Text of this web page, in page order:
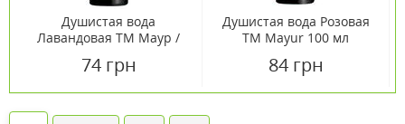
Душистая вода
Лавандовая ТМ Маур /
74 грн
Душистая вода Розовая
TM Mayur 100 мл
84 грн